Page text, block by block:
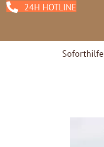
Soforthilfe
24H HOTLINE